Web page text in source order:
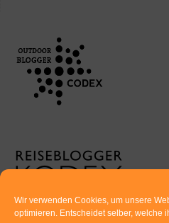
Wir verwenden Cookies, um unsere
optimieren. Entscheidet selber, welche